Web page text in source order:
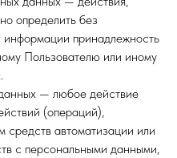
определить без
информации принадлежность
Пользователю или иному
— любое действие
(операций),
автоматизации или
с персональными данными,